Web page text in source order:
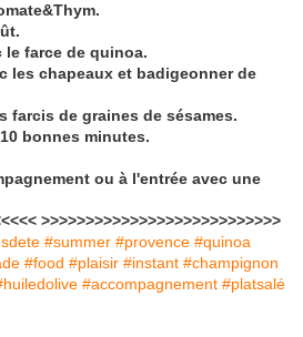
le farce de quinoa.
les chapeaux et badigeonner de
farcis de graines de sésames.
bonnes minutes.
ou à l'entrée avec une
>>>>>>>>>>>>>>>>>>>>>>>>>>>
#summer #provence #quinoa
#food #plaisir #instant #champignon
#accompagnement #platsalé